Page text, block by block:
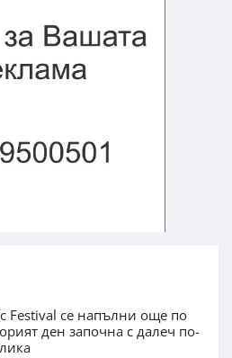
Festival се напълни още по
ден започна с далеч по-